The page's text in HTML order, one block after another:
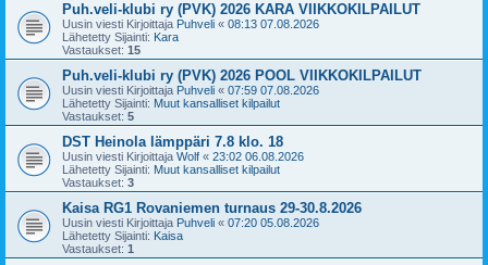
Puh.veli-klubi ry (PVK) 2026 KARA VIIKKOKILPAILUT
Uusin viesti Kirjoittaja Puhveli « 08:13 07.08.2026
Lähetetty Sijainti: Kara
Vastaukset: 15
Puh.veli-klubi ry (PVK) 2026 POOL VIIKKOKILPAILUT
Uusin viesti Kirjoittaja Puhveli « 07:59 07.08.2026
Lähetetty Sijainti: Muut kansalliset kilpailut
Vastaukset: 5
DST Heinola lämppäri 7.8 klo. 18
Uusin viesti Kirjoittaja Wolf « 23:02 06.08.2026
Lähetetty Sijainti: Muut kansalliset kilpailut
Vastaukset: 3
Kaisa RG1 Rovaniemen turnaus 29-30.8.2026
Uusin viesti Kirjoittaja Puhveli « 07:20 05.08.2026
Lähetetty Sijainti: Kaisa
Vastaukset: 1